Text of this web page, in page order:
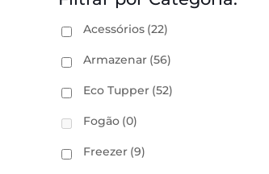
Acessórios (22)
Armazenar (56)
Eco Tupper (52)
Fogão (0)
Freezer (9)